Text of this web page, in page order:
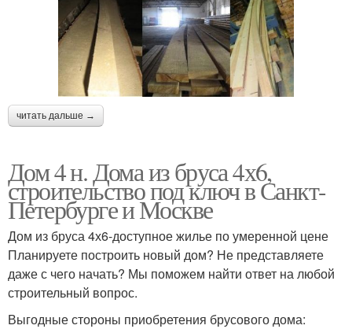
читать дальше →
Дом 4 н. Дома из бруса 4х6,
строительство под ключ в Санкт-
Петербурге и Москве
Дом из бруса 4х6-доступное жилье по умеренной цене
Планируете построить новый дом? Не представляете
даже с чего начать? Мы поможем найти ответ на любой
строительный вопрос.
Выгодные стороны приобретения брусового дома: